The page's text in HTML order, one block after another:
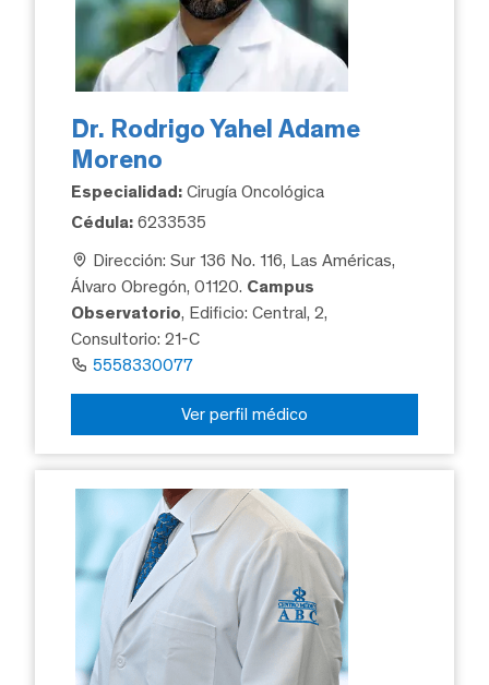
Dr. Rodrigo Yahel Adame
Moreno
Especialidad: Cirugía Oncológica
Cédula: 6233535
Dirección: Sur 136 No. 116, Las Américas,
Álvaro Obregón, 01120. Campus
Observatorio, Edificio: Central, 2,
Consultorio: 21-C
5558330077
Ver perfil médico